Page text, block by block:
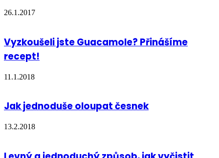
26.1.2017
Vyzkoušeli jste Guacamole? Přinášíme
recept!
11.1.2018
Jak jednoduše oloupat česnek
13.2.2018